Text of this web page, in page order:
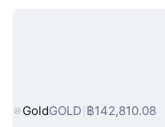
สินทรัพย์ในโลกแ
GoldGOLD ฿142,810.08